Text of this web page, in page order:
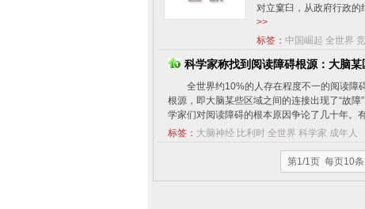
对立窠臼，从政府行政的
>>
标签： 中国崛起 全世界
科学家称找到阅读障碍根源：大脑某
全世界约10%的人存在程度不一的阅读障
根源，即大脑某些区域之间的连接出现了“
学家们对阅读障碍的根本原因争论了几十年。
标签： 大脑神经 比利时 全世界 科学家 成年人
第1/1页 每页10